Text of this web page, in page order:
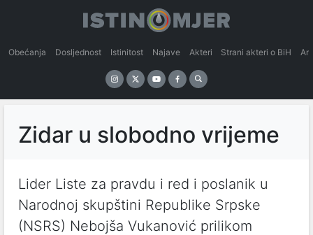
Obećanja Dosljednost Istinitost Najave Akteri Strani akteri o BiH
Zidar u slobodno vrijeme
Lider Liste za pravdu i red i poslanik u
Narodnoj skupštini Republike Srpske
(NSRS) Nebojša Vukanović prilikom